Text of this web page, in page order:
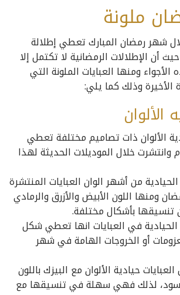
ملونة
شهر رمضان المبارك تعطي إطلالة
أن الإطلالات الرمضانية لا تكتمل إلا
ومنها العبايات الملونة التي
الأخيرة وذلك كما يلي:
الألوان
الألوان ذات تصاميم مختلفة تعطي
وانتشرت خلال الموديلات الحديثة لهذا
الحيادية من أشهر الوان العبايات المنتشرة
ومنها اللون الأبيض والأزرق والرمادي
تنسيقها بأشكال مختلفة.
الحيادية في العبايات انها تعطي شكل
أو الخروجات الهامة في شهر
حيادية الألوان مع البيزك باللون
لذلك فهي سهلة في تنسيقها مع